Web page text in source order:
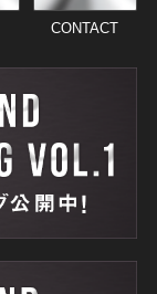
CONTACT